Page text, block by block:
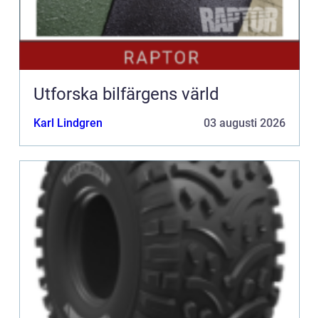
Utforska bilfärgens värld
Karl Lindgren 03 augusti 2026